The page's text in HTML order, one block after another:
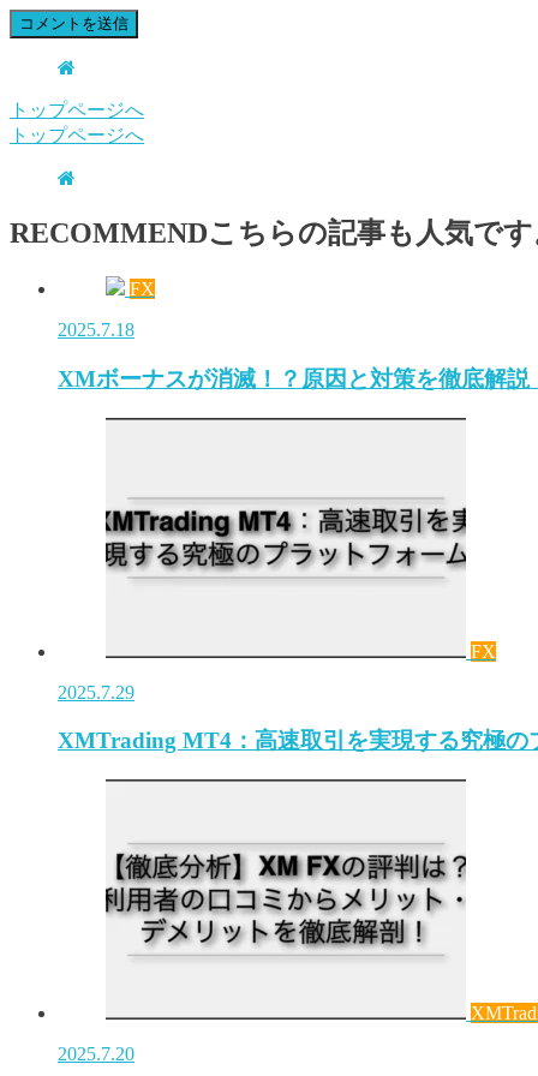
トップページへ
トップページへ
RECOMMENDこちらの記事も人気です
FX
2025.7.18
XMボーナスが消滅！？原因と対策を徹底解説
FX
2025.7.29
XMTrading MT4：高速取引を実現する究極の
2025.7.20